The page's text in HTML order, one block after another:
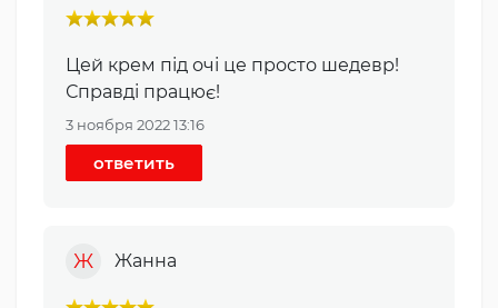
Цей крем під очі це просто шедевр!
Справді працює!
3 ноября 2022 13:16
ответить
Ж Жанна